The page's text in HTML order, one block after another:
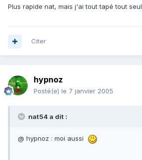
Plus rapide nat, mais j'ai tout tapé tout seul
Citer
hypnoz
Posté(e) le 7 janvier 2005
nat54 a dit :
@ hypnoz : moi aussi